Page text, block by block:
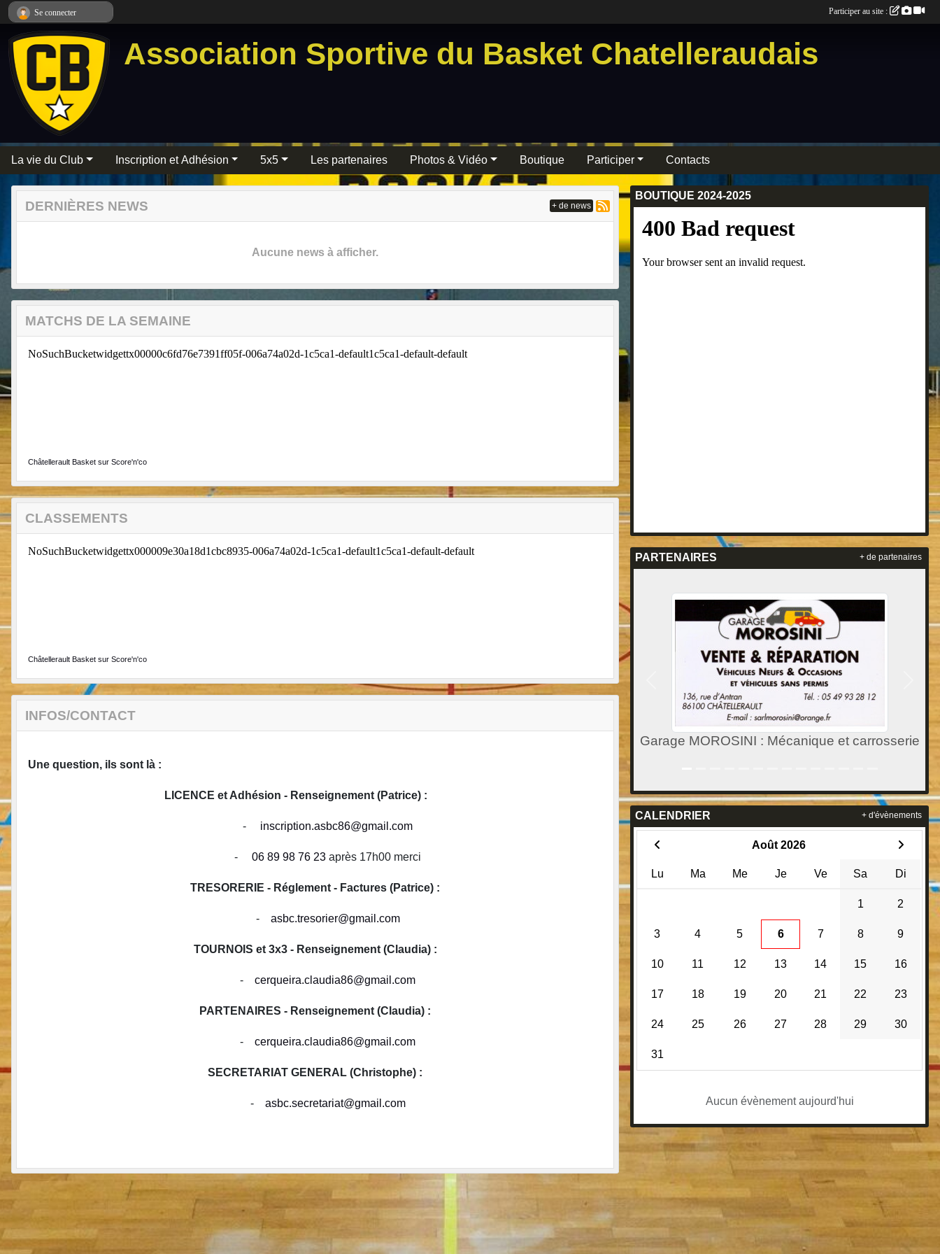
Association Sportive du Basket Chatelleraudais
La vie du Club Inscription et Adhésion 5x5 Les partenaires Photos & Vidéo Boutique Participer Contacts
DERNIÈRES NEWS
Aucune news à afficher.
+ de news
MATCHS DE LA SEMAINE
Châtellerault Basket sur Score'n'co
CLASSEMENTS
Châtellerault Basket sur Score'n'co
INFOS/CONTACT
Une question, ils sont là :
LICENCE et Adhésion - Renseignement (Patrice) :
- inscription.asbc86@gmail.com
-06 89 98 76 23 après 17h00 merci
TRESORERIE - Réglement - Factures (Patrice) :
- asbc.tresorier@gmail.com
TOURNOIS et 3x3 - Renseignement (Claudia) :
-cerqueira.claudia86@gmail.com
PARTENAIRES - Renseignement (Claudia) :
-cerqueira.claudia86@gmail.com
SECRETARIAT GENERAL (Christophe) :
- asbc.secretariat@gmail.com
BOUTIQUE 2024-2025
PARTENAIRES
Garage MOROSINI : Mécanique et carrosserie
+ de partenaires
CALENDRIER
Août 2026
Lu Ma Me Je Ve Sa Di
1 2
3 4 5 6 7 8 9
10 11 12 13 14 15 16
17 18 19 20 21 22 23
24 25 26 27 28 29 30
31
Aucun évènement aujourd'hui
+ d'évènements
Se connecter Participer au site :
Panneau de gestion des cookies